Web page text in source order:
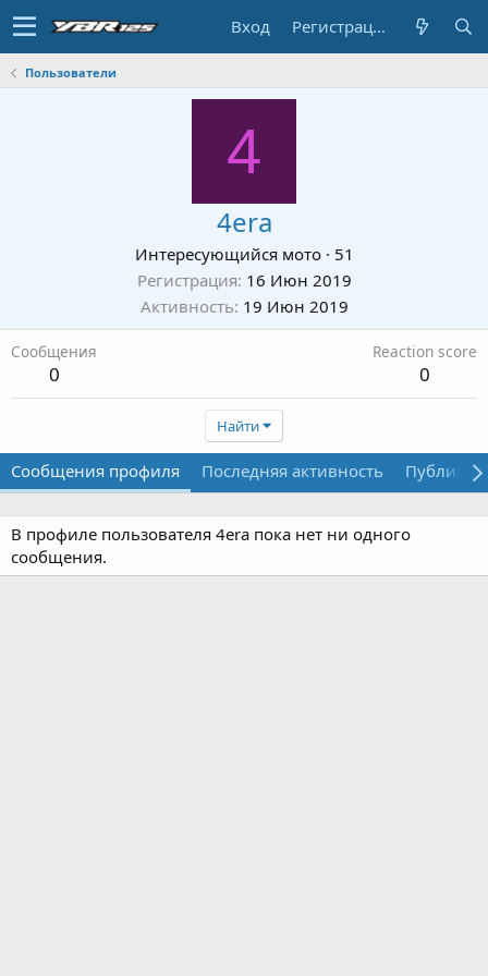
Вход Регистрация
Пользователи
4
4era
Интересующийся мото · 51
Регистрация 16 Июн 2019
Активность 19 Июн 2019
Сообщения
0
Reaction score
0
Найти
Сообщения профиля Последняя активность
В профиле пользователя 4era пока нет ни одного
сообщения.